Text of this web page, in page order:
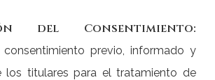
del Consentimiento:
previo, informado y
los titulares para el tratamiento de